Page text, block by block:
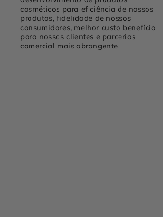
cosméticos para eficiência de nossos
produtos, fidelidade de nossos
consumidores, melhor custo benefício
para nossos clientes e parcerias
comercial mais abrangente.